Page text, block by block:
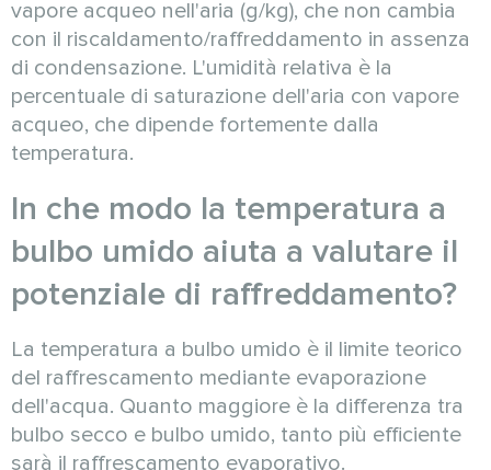
vapore acqueo nell'aria (g/kg), che non cambia
con il riscaldamento/raffreddamento in assenza
di condensazione. L'umidità relativa è la
percentuale di saturazione dell'aria con vapore
acqueo, che dipende fortemente dalla
temperatura.
In che modo la temperatura a
bulbo umido aiuta a valutare il
potenziale di raffreddamento?
La temperatura a bulbo umido è il limite teorico
del raffrescamento mediante evaporazione
dell'acqua. Quanto maggiore è la differenza tra
bulbo secco e bulbo umido, tanto più efficiente
sarà il raffrescamento evaporativo.